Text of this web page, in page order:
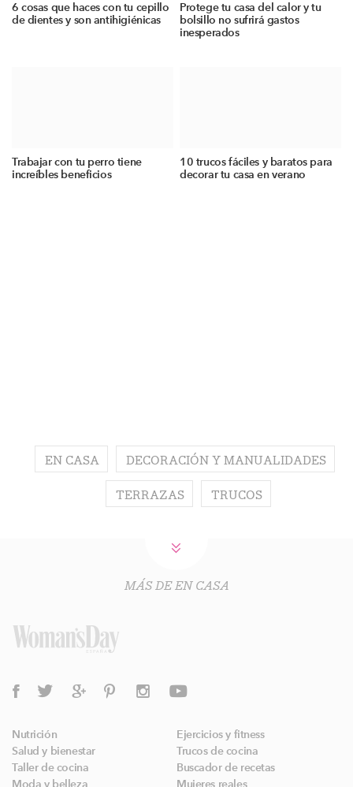
6 cosas que haces con tu cepillo
de dientes y son antihigiénicas
Protege tu casa del calor y tu
bolsillo no sufrirá gastos
inesperados
Trabajar con tu perro tiene
increíbles beneficios
10 trucos fáciles y baratos para
decorar tu casa en verano
EN CASA DECORACIÓN Y MANUALIDADES
TERRAZAS TRUCOS
MÁS DE EN CASA
Nutrición
Ejercicios y fitness
Salud y bienestar
Trucos de cocina
Taller de cocina
Buscador de recetas
Moda y belleza
Mujeres reales